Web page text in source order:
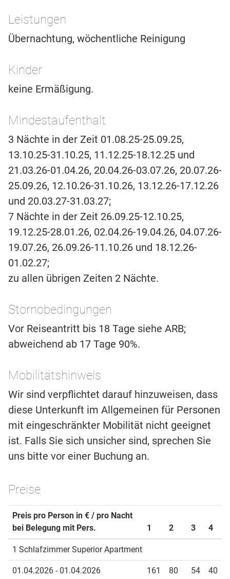
Leistungen
Übernachtung, wöchentliche Reinigung
Kinder
keine Ermäßigung.
Mindestaufenthalt
3 Nächte in der Zeit 01.08.25-25.09.25,
13.10.25-31.10.25, 11.12.25-18.12.25 und
21.03.26-01.04.26, 20.04.26-03.07.26, 20.07.26-
25.09.26, 12.10.26-31.10.26, 13.12.26-17.12.26
und 20.03.27-31.03.27;
7 Nächte in der Zeit 26.09.25-12.10.25,
19.12.25-28.01.26, 02.04.26-19.04.26, 04.07.26-
19.07.26, 26.09.26-11.10.26 und 18.12.26-
01.02.27;
zu allen übrigen Zeiten 2 Nächte.
Stornobedingungen
Vor Reiseantritt bis 18 Tage siehe ARB;
abweichend ab 17 Tage 90%.
Mobilitätshinweis
Wir sind verpflichtet darauf hinzuweisen, dass
diese Unterkunft im Allgemeinen für Personen
mit eingeschränkter Mobilität nicht geeignet
ist. Falls Sie sich unsicher sind, sprechen Sie
uns bitte vor einer Buchung an.
Preise
Preis pro Person in € / pro Nacht
bei Belegung mit Pers.
1 2 3 4
1 Schlafzimmer Superior Apartment
01.04.2026 - 01.04.2026 161 80 54 40